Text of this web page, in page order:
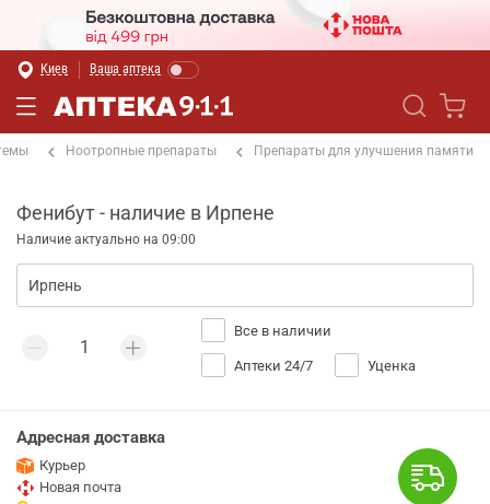
Киев Ваша аптека
Ноотропные препараты Препараты для улучшения памяти
Фенибут - наличие в Ирпене
Наличие актуально на 09:00
Все в наличии
Аптеки 24/7 Уценка
Адресная доставка
Курьер
Новая почта